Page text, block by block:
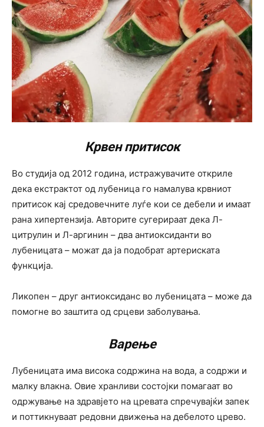
Крвен притисок
Во студија од 2012 година, истражувачите откриле
дека екстрактот од лубеница го намалува крвниот
притисок кај средовечните луѓе кои се дебели и имаат
рана хипертензија. Авторите сугерираат дека Л-
цитрулин и Л-аргинин – два антиоксиданти во
лубеницата – можат да ја подобрат артериската
функција.
Ликопен – друг антиоксиданс во лубеницата – може да
помогне во заштита од срцеви заболувања.
Варење
Лубеницата има висока содржина на вода, а содржи и
малку влакна. Овие хранливи состојки помагаат во
одржување на здравјето на цревата спречувајќи запек
и поттикнуваат редовни движења на дебелото црево.